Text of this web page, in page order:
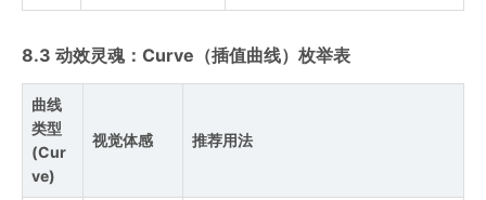
8.3 动效灵魂：Curve（插值曲线）枚举表
曲线
类型
(Cur
ve)
视觉体感 推荐用法